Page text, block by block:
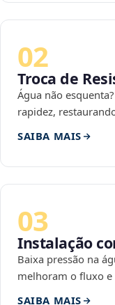
02
Troca de
Água não
rapidez,
SAIBA MAIS
03
Instalação
Baixa pressão na
melhoram o fluxo
SAIBA MAIS